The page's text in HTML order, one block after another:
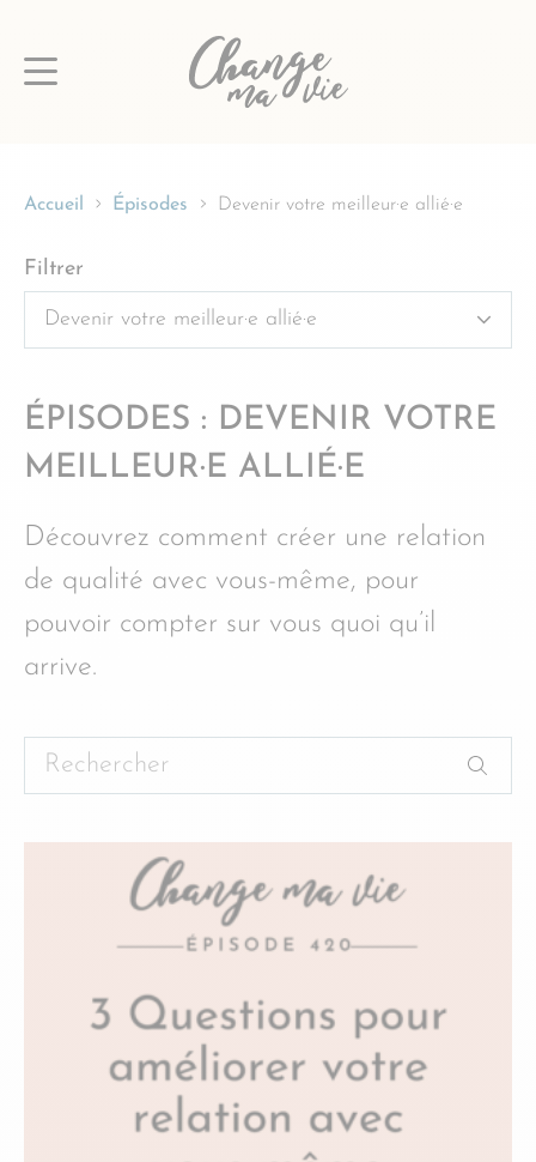
au
Accueil Épisodes Devenir votre meilleur·e allié·e
Filtrer
ÉPISODES : DEVENIR VOTRE
MEILLEUR·E ALLIÉ·E
Découvrez comment créer une relation
de qualité avec vous-même, pour
pouvoir compter sur vous quoi qu’il
arrive.
Rechercher